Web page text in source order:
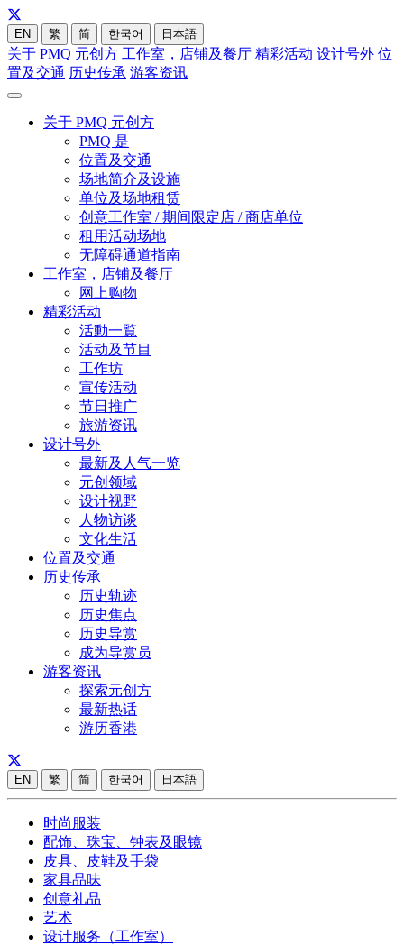
EN 繁 简 한국어 日本語
关于 PMQ 元创方 工作室，店铺及餐厅 精彩活动 设计号外 位
置及交通 历史传承 游客资讯
关于 PMQ 元创方
PMQ 是
位置及交通
场地简介及设施
单位及场地租赁
创意工作室 / 期间限定店 / 商店单位
租用活动场地
无障碍通道指南
工作室，店铺及餐厅
网上购物
精彩活动
活動一覧
活动及节目
工作坊
宣传活动
节日推广
旅游资讯
设计号外
最新及人气一览
元创领域
设计视野
人物访谈
文化生活
位置及交通
历史传承
历史轨迹
历史焦点
历史导赏
成为导赏员
游客资讯
探索元创方
最新热话
游历香港
EN 繁 简 한국어 日本語
时尚服装
配饰、珠宝、钟表及眼镜
皮具、皮鞋及手袋
家具品味
创意礼品
艺术
设计服务（工作室）